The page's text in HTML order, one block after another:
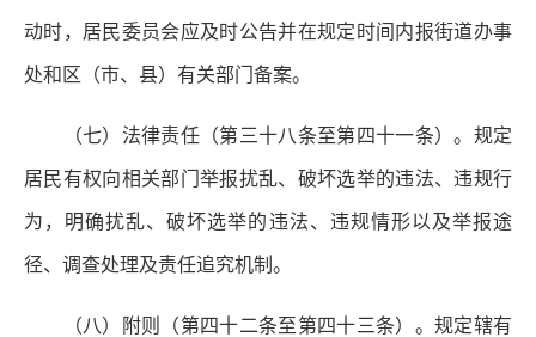
动时，居民委员会应及时公告并在规定时间内报街道办事
处和区（市、县）有关部门备案。
（七）法律责任（第三十八条至第四十一条）。规定
居民有权向相关部门举报扰乱、破坏选举的违法、违规行
为，明确扰乱、破坏选举的违法、违规情形以及举报途
径、调查处理及责任追究机制。
（八）附则（第四十二条至第四十三条）。规定辖有